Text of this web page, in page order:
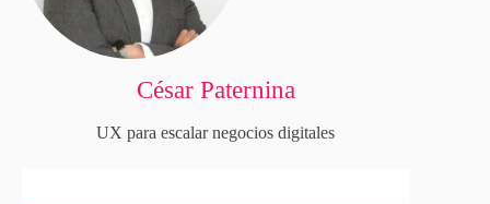
César Paternina
UX para escalar negocios digitales